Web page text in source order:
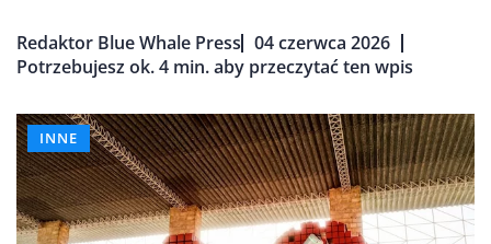
Redaktor Blue Whale Press 04 czerwca 2026
Potrzebujesz ok. 4 min. aby przeczytać ten wpis
INNE